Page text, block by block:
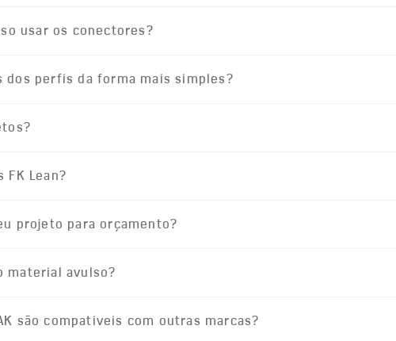
usar os conectores?
dos perfis da forma mais simples?
FK Lean?
projeto para orçamento?
material avulso?
são compativeis com outras marcas?